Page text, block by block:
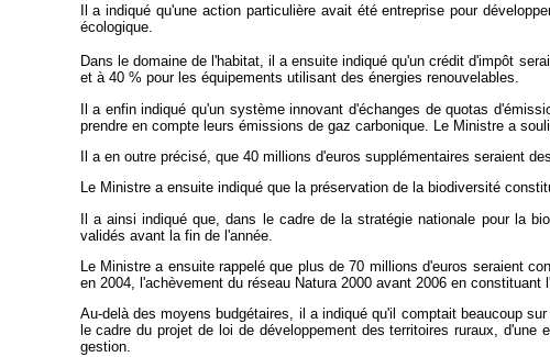
Il a indiqué qu'une action particulière avait été entreprise pour
écologique.
Dans le domaine de l'habitat, il a ensuite indiqué qu'un crédit d'impôt
et à 40 % pour les équipements utilisant des énergies renouvelables.
Il a enfin indiqué qu'un système innovant d'échanges de quotas
prendre en compte leurs émissions de gaz carbonique. Le Ministre a
Il a en outre précisé, que 40 millions d'euros supplémentaires seraient
Le Ministre a ensuite indiqué que la préservation de la biodiversité
Il a ainsi indiqué que, dans le cadre de la stratégie nationale pour la
validés avant la fin de l'année.
Le Ministre a ensuite rappelé que plus de 70 millions d'euros seraient
en 2004, l'achèvement du réseau Natura 2000 avant 2006 en constituant
Au-delà des moyens budgétaires, il a indiqué qu'il comptait beaucoup
le cadre du projet de loi de développement des territoires ruraux,
gestion.